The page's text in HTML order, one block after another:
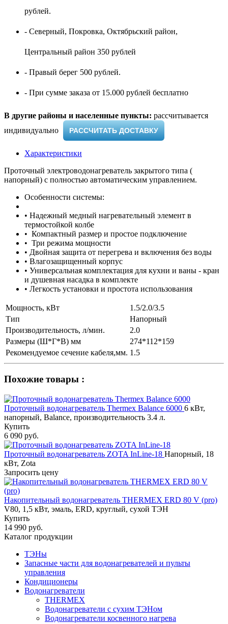
рублей.
- Северный, Покровка, Октябрьский район,
Центральный район 350 рублей
- Правый берег 500 рублей.
- При сумме заказа от 15.000 рублей бесплатно
В другие районы и населенные пункты: рассчитывается
индивидуально ​
РАССЧИТАТЬ ДОСТАВКУ
Характеристики
Проточный электроводонагреватель закрытого типа (
напорный) с полностью автоматическим управлением.
Особенности системы:
• Надежный медный нагревательный элемент в
термостойкой колбе
• Компактный размер и простое подключение
• Три режима мощности
• Двойная защита от перегрева и включения без воды
• Влагозащищенный корпус
• Универсальная комплектация для кухни и ваны - кран
и душевная насадка в комплекте
• Легкость установки и простота использования
Мощность, кВт
1.5/2.0/3.5
Тип
Напорный
Производительность, л/мин.
2.0
Размеры (Ш*Г*В) мм
274*112*159
Рекомендуемое сечение кабеля,мм. 1.5
Похожие товары :
Проточный водонагреватель Thermex Balance 6000 6 кВт,
напорный, Balance, производительность 3.4 л.
Купить
6 090 руб.
Проточный водонагреватель ZOTA InLine-18 Напорный, 18
кВт, Zota
Запросить цену
Накопительный водонагреватель THERMEX ERD 80 V (pro)
V80, 1,5 кВт, эмаль, ERD, круглый, сухой ТЭН
Купить
14 990 руб.
Каталог продукции
ТЭНы
Запасные части для водонагревателей и пульты
управления
Кондиционеры
Водонагреватели
THERMEX
Водонагреватели с сухим ТЭНом
Водонагреватели косвенного нагрева